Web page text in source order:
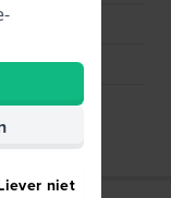
niet